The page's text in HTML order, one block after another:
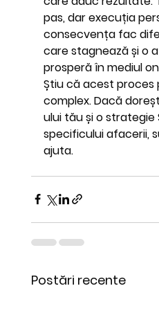
pas, dar execuția
consecvența fac
care stagnează și o
prosperă în mediul
Știu că acest proces
complex. Dacă
ului tău și o strategie
specificului afacerii,
ajuta.
Postări recente